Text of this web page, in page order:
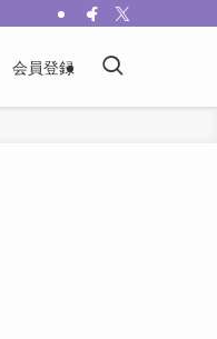
会員登録